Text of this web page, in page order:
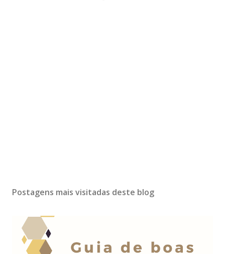
Postagens mais visitadas deste blog